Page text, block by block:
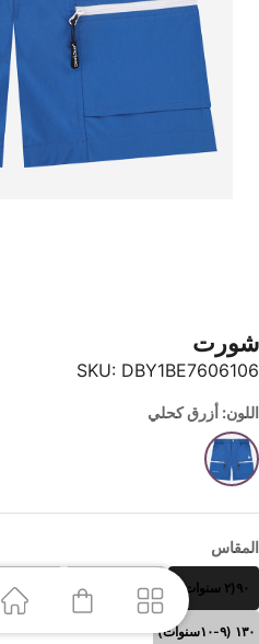
شورت
SKU: DBY1BE7606106
اللون: أزرق كحلي
المقاس
٩٠(٢ سنوات) ١٠٠(٣-٤ سنوات)
١٣٠ (٩-١٠سنوات)